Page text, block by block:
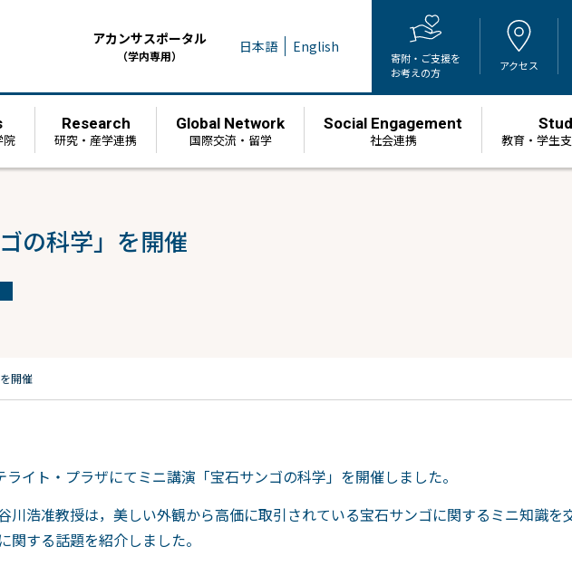
アカンサスポータル
（学内専用） 日本語 English
寄附・ご支援を
お考えの方
アクセス
院
Research
研究・産学連携
Global Network
国際交流・留学
Social Engagement
社会連携 教育・学生
の科学」を開催
開催
イト・プラザにてミニ講演「宝石サンゴの科学」を開催しました。
川浩准教授は，美しい外観から高価に取引されている宝石サンゴに関するミニ知識を
関する話題を紹介しました。